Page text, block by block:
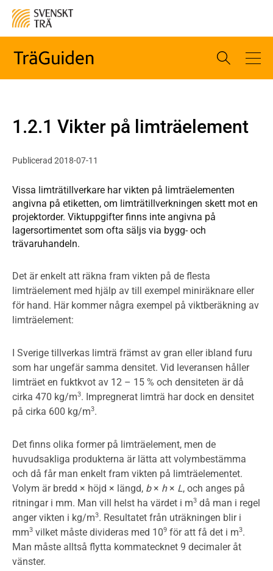
1.2.1 Vikter på limträelement
Publicerad 2018-07-11
Vissa limträtillverkare har vikten på limträelementen
angivna på etiketten, om limträtillverkningen skett mot en
projektorder. Viktuppgifter finns inte angivna på
lagersortimentet som ofta säljs via bygg- och
trävaruhandeln.
Det är enkelt att räkna fram vikten på de flesta
limträelement med hjälp av till exempel miniräknare eller
för hand. Här kommer några exempel på viktberäkning av
limträelement:
I Sverige tillverkas limträ främst av gran eller ibland furu
som har ungefär samma densitet. Vid leveransen håller
limträet en fuktkvot av 12 – 15 % och densiteten är då
cirka 470 kg/m3. Impregnerat limträ har dock en densitet
på cirka 600 kg/m3.
Det finns olika former på limträelement, men de
huvudsakliga produkterna är lätta att volymbestämma
och då får man enkelt fram vikten på limträelementet.
Volym är bredd × höjd × längd, b× h× L, och anges på
ritningar i mm. Man vill helst ha värdet i m3 då man i regel
anger vikten i kg/m3. Resultatet från uträkningen blir i
mm3 vilket måste divideras med 109 för att få det i m3.
Man måste alltså flytta kommatecknet 9 decimaler åt
vänster.